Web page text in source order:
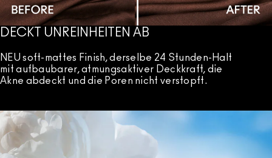
DECKT UNREINHEITEN AB
NEU soft-mattes Finish, derselbe 24 Stunden-Halt
mit aufbaubarer, atmungsaktiver Deckkraft, die
Akne abdeckt und die Poren nicht verstopft.